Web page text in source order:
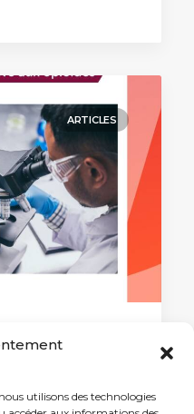
utilisons des technologies
ARTICLES
une biotech
aux